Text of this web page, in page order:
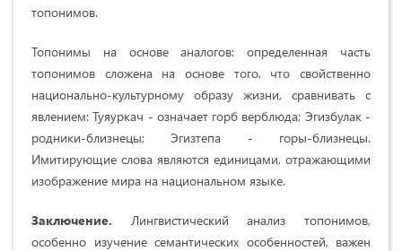
топонимов.
Топонимы на основе аналогов: определенная часть
топонимов сложена на основе того, что свойственно
национально-культурному образу жизни, сравнивать с
явлением: Туяуркач - означает горб верблюда; Эгизбулак -
родники-близнецы; Эгизтепа - горы-близнецы.
Имитирующие слова являются единицами, отражающими
изображение мира на национальном языке.
Заключение. Лингвистический анализ топонимов,
особенно изучение семантических особенностей, важен